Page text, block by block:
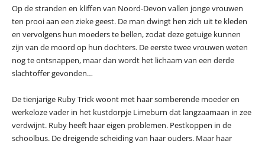
Op de stranden en kliffen van Noord-Devon vallen jonge vrouwen
ten prooi aan een zieke geest. De man dwingt hen zich uit te kleden
en vervolgens hun moeders te bellen, zodat deze getuige kunnen
zijn van de moord op hun dochters. De eerste twee vrouwen weten
nog te ontsnappen, maar dan wordt het lichaam van een derde
slachtoffer gevonden…
De tienjarige Ruby Trick woont met haar somberende moeder en
werkeloze vader in het kustdorpje Limeburn dat langzaamaan in zee
verdwijnt. Ruby heeft haar eigen problemen. Pestkoppen in de
schoolbus. De dreigende scheiding van haar ouders. Maar haar